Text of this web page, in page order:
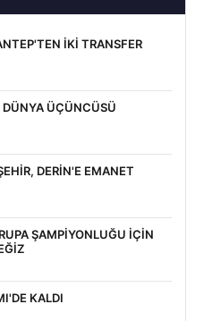
İKİ TRANSFER
DÜNYA ÜÇÜNCÜSÜ
DERİN'E EMANET
ŞAMPİYONLUĞU İÇİN
KALDI